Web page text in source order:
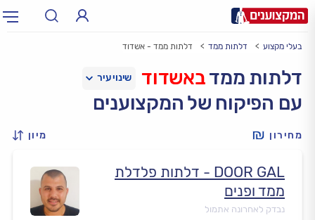
עירעיר: תל אביב, חיפה…
בעלי מקצוע דלתות ממד דלתות ממד - אשדוד
דלתות ממדבאשדוד
עם הפיקוח של המקצוענים
מחירון מיון
DOOR GAL - דלתות פלדלת
ממד ופנים
נבדק לאחרונה אתמול